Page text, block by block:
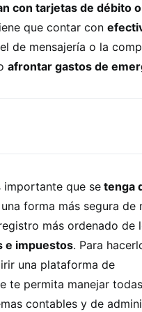
con tarjetas de débito
que contar con
de mensajería o la
afrontar gastos de
importante que se tenga
forma más segura de
más ordenado de
e impuestos. Para
una plataforma de
te permita manejar
contables y de